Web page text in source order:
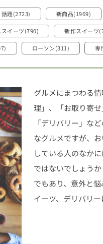
話題(2723) 新商品(1969)
スイーツ(790) 新作スイーツ
ローソン(311) 専
グルメにまつわる
理」、「お取り寄
「デリバリー」な
なグルメですが、
している人のなか
ではないでしょう
でもあり、意外と
イーツ、デリバリ